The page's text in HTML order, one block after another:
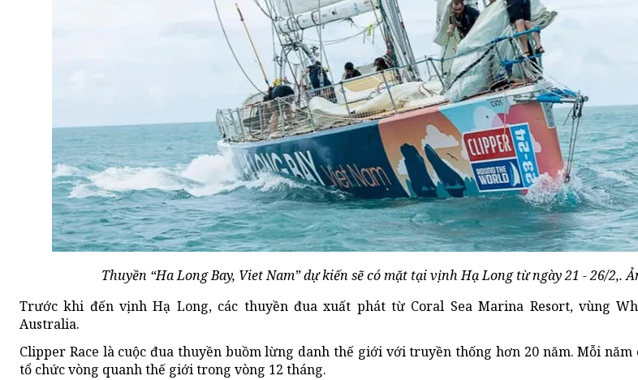
Thuyền “Ha Long Bay, Viet Nam” dự kiến sẽ có mặt tại vịnh Hạ Long từ ngày 21 - 26/2,.
Trước khi đến vịnh Hạ Long, các thuyền đua xuất phát từ Coral Sea Marina Resort, vùng
Australia.
Clipper Race là cuộc đua thuyền buồm lừng danh thế giới với truyền thống hơn 20 năm. Mỗi
tổ chức vòng quanh thế giới trong vòng 12 tháng.